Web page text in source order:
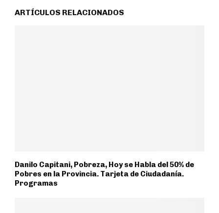
ARTÍCULOS RELACIONADOS
Danilo Capitani, Pobreza, Hoy se Habla del 50% de
Pobres en la Provincia. Tarjeta de Ciudadanía.
Programas